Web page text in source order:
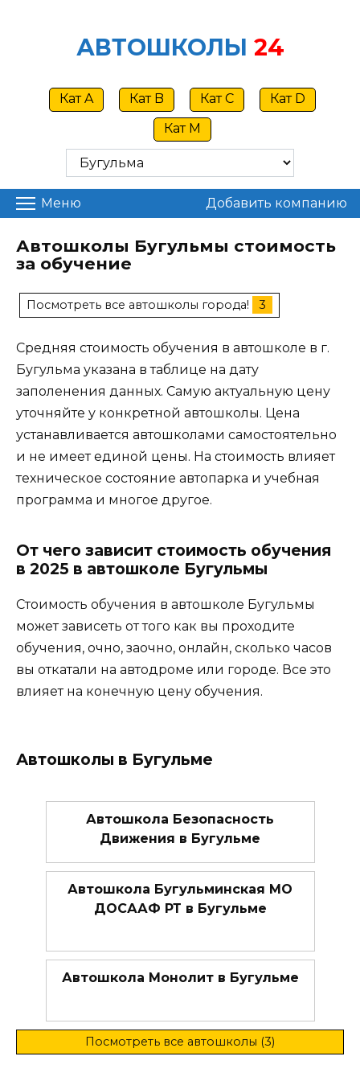
АВТОШКОЛЫ 24
Кат A Кат B Кат C
Кат D
Кат M
Меню Добавить компанию
Автошколы Бугульмы стоимость
за обучение
Посмотреть все автошколы города! 3
Средняя стоимость обучения в автошколе в г.
Бугульма указана в таблице на дату
заполенения данных. Самую актуальную цену
уточняйте у конкретной автошколы. Цена
устанавливается автошколами самостоятельно
и не имеет единой цены. На стоимость влияет
техническое состояние автопарка и учебная
программа и многое другое.
От чего зависит стоимость обучения
в 2025 в автошколе Бугульмы
Стоимость обучения в автошколе Бугульмы
может зависеть от того как вы проходите
обучения, очно, заочно, онлайн, сколько часов
вы откатали на автодроме или городе. Все это
влияет на конечную цену обучения.
Автошколы в Бугульме
Автошкола Безопасность
Движения в Бугульме
Автошкола Бугульминская МО
ДОСААФ РТ в Бугульме
Автошкола Монолит в Бугульме
Посмотреть все автошколы (3)